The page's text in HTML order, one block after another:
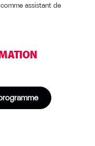
assistant de